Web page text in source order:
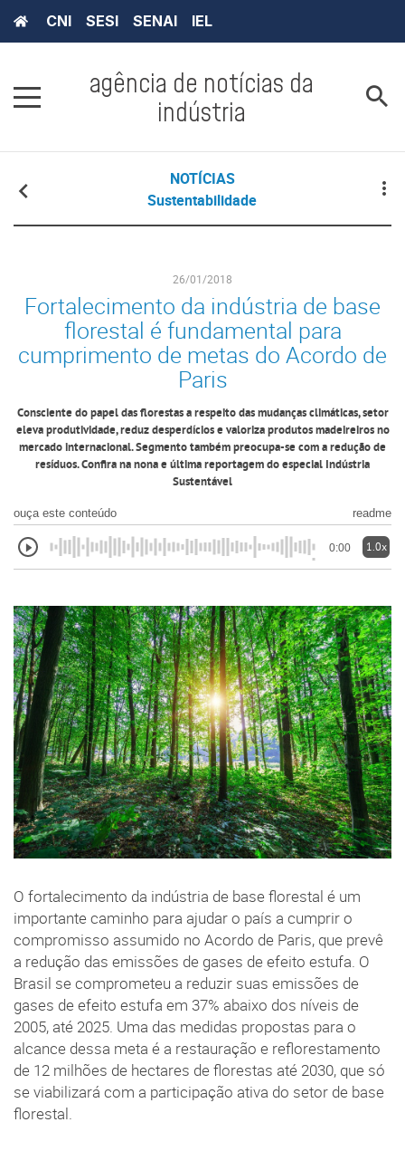
CNI SESI SENAI IEL
agência de notícias da
indústria
NOTÍCIAS
Sustentabilidade
26/01/2018
Fortalecimento da indústria de base
florestal é fundamental para
cumprimento de metas do Acordo de
Paris
Consciente do papel das florestas a respeito das mudanças climáticas, setor
eleva produtividade, reduz desperdícios e valoriza produtos madeireiros no
mercado internacional. Segmento também preocupa-se com a redução de
resíduos. Confira na nona e última reportagem do especial Indústria
Sustentável
ouça este conteúdo readme
0:00 1.0x
O fortalecimento da indústria de base florestal é um
importante caminho para ajudar o país a cumprir o
compromisso assumido no Acordo de Paris, que prevê
a redução das emissões de gases de efeito estufa. O
Brasil se comprometeu a reduzir suas emissões de
gases de efeito estufa em 37% abaixo dos níveis de
2005, até 2025. Uma das medidas propostas para o
alcance dessa meta é a restauração e reflorestamento
de 12 milhões de hectares de florestas até 2030, que só
se viabilizará com a participação ativa do setor de base
florestal.